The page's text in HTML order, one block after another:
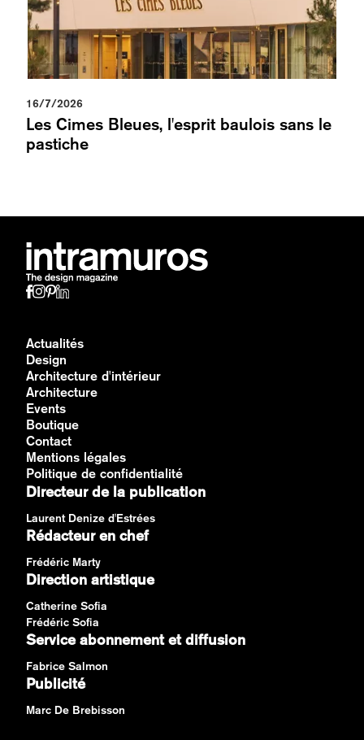
16/7/2026
Les Cimes Bleues, l'esprit baulois sans le
pastiche
Actualités
Design
Architecture d'intérieur
Architecture
Events
Boutique
Contact
Mentions légales
Politique de confidentialité
Directeur de la publication
Laurent Denize d'Estrées
Rédacteur en chef
Frédéric Marty
Direction artistique
Catherine Sofia
Frédéric Sofia
Service abonnement et diffusion
Fabrice Salmon
Publicité
Marc De Brebisson